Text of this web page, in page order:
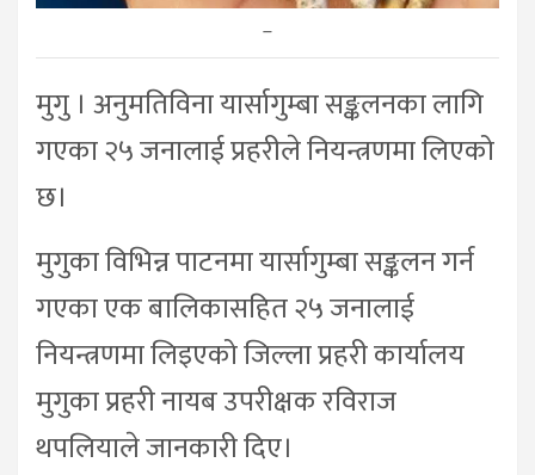
–
मुगु । अनुमतिविना यार्सागुम्बा सङ्कलनका लागि
गएका २५ जनालाई प्रहरीले नियन्त्रणमा लिएको
छ।
मुगुका विभिन्न पाटनमा यार्सागुम्बा सङ्कलन गर्न
गएका एक बालिकासहित २५ जनालाई
नियन्त्रणमा लिइएको जिल्ला प्रहरी कार्यालय
मुगुका प्रहरी नायब उपरीक्षक रविराज
थपलियाले जानकारी दिए।